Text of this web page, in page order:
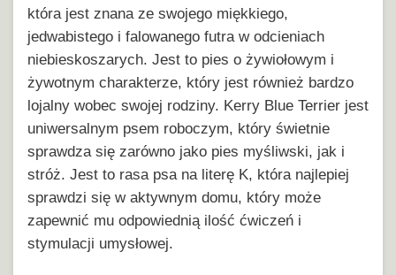
która jest znana ze swojego miękkiego,
jedwabistego i falowanego futra w odcieniach
niebieskoszarych. Jest to pies o żywiołowym i
żywotnym charakterze, który jest również bardzo
lojalny wobec swojej rodziny. Kerry Blue Terrier jest
uniwersalnym psem roboczym, który świetnie
sprawdza się zarówno jako pies myśliwski, jak i
stróż. Jest to rasa psa na literę K, która najlepiej
sprawdzi się w aktywnym domu, który może
zapewnić mu odpowiednią ilość ćwiczeń i
stymulacji umysłowej.